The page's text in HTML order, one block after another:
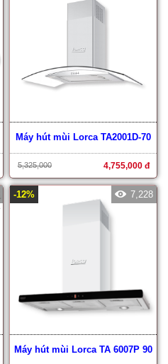
Máy hút mùi Lorca TA2001D-70
5,325,000 4,755,000 đ
-12% 7,228
Máy hút mùi Lorca TA 6007P 90